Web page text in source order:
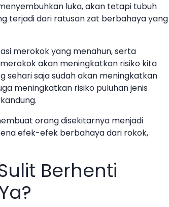
luka, akan tetapi tubuh
terjadi dari ratusan zat berbahaya yang
merokok yang menahun, serta
akan meningkatkan risiko kita
saja sudah akan meningkatkan
meningkatkan risiko puluhan jenis
orang disekitarnya menjadi
efek-efek berbahaya dari rokok,
Berhenti